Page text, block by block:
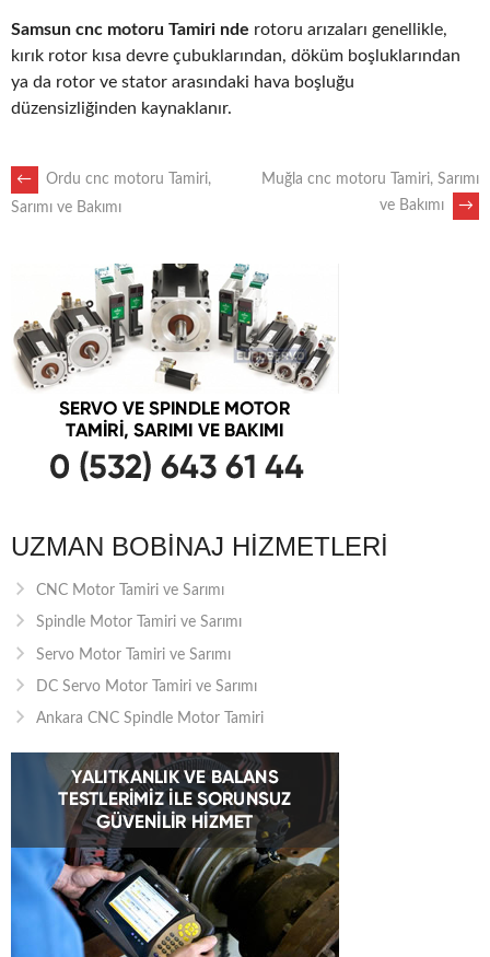
Samsun cnc motoru Tamiri nde rotoru arızaları genellikle,
kırık rotor kısa devre çubuklarından, döküm boşluklarından
ya da rotor ve stator arasındaki hava boşluğu
düzensizliğinden kaynaklanır.
POST
NAVIGATION
←
Ordu cnc motoru Tamiri,
Sarımı ve Bakımı
Muğla cnc motoru Tamiri, Sarımı
ve Bakımı
→
UZMAN BOBINAJ HIZMETLERI
CNC Motor Tamiri ve Sarımı
Spindle Motor Tamiri ve Sarımı
Servo Motor Tamiri ve Sarımı
DC Servo Motor Tamiri ve Sarımı
Ankara CNC Spindle Motor Tamiri